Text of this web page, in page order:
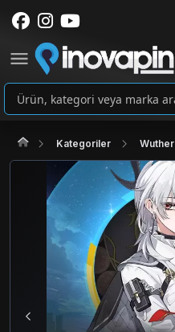
Kategoriler